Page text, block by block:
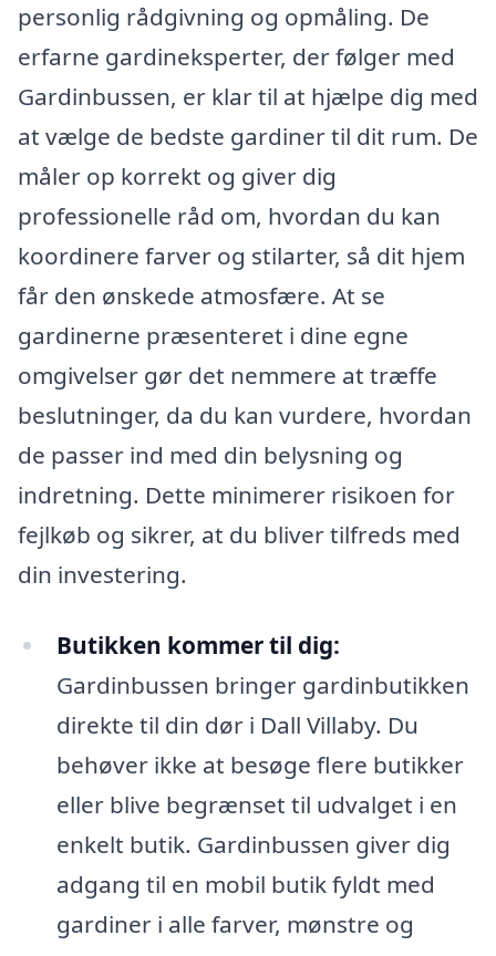
personlig rådgivning og opmåling. De
erfarne gardineksperter, der følger med
Gardinbussen, er klar til at hjælpe dig med
at vælge de bedste gardiner til dit rum. De
måler op korrekt og giver dig
professionelle råd om, hvordan du kan
koordinere farver og stilarter, så dit hjem
får den ønskede atmosfære. At se
gardinerne præsenteret i dine egne
omgivelser gør det nemmere at træffe
beslutninger, da du kan vurdere, hvordan
de passer ind med din belysning og
indretning. Dette minimerer risikoen for
fejlkøb og sikrer, at du bliver tilfreds med
din investering.
Butikken kommer til dig:
Gardinbussen bringer gardinbutikken
direkte til din dør i Dall Villaby. Du
behøver ikke at besøge flere butikker
eller blive begrænset til udvalget i en
enkelt butik. Gardinbussen giver dig
adgang til en mobil butik fyldt med
gardiner i alle farver, mønstre og